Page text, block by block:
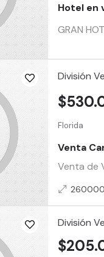
Hotel en
GRAN
División
Florida
Venta
Venta de
División